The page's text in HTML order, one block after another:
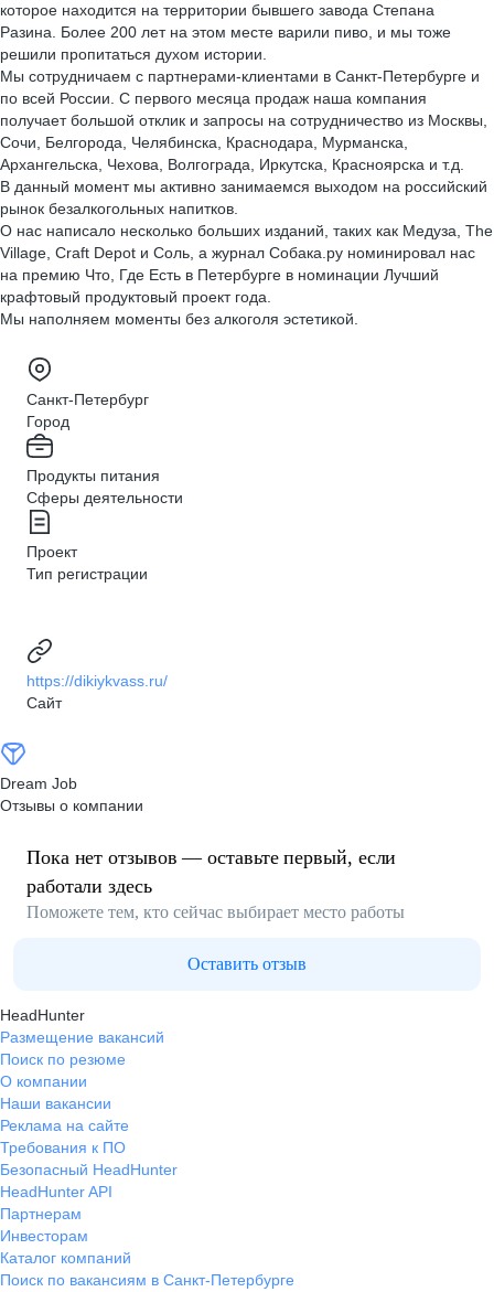
которое находится на территории бывшего завода Степана
Разина. Более 200 лет на этом месте варили пиво, и мы тоже
решили пропитаться духом истории.
Мы сотрудничаем с партнерами-клиентами в Санкт-Петербурге и
по всей России. С первого месяца продаж наша компания
получает большой отклик и запросы на сотрудничество из Москвы,
Сочи, Белгорода, Челябинска, Краснодара, Мурманска,
Архангельска, Чехова, Волгограда, Иркутска, Красноярска и т.д.
В данный момент мы активно занимаемся выходом на российский
рынок безалкогольных напитков.
О нас написало несколько больших изданий, таких как Медуза, The
Village, Craft Depot и Соль, а журнал Собака.ру номинировал нас
на премию Что, Где Есть в Петербурге в номинации Лучший
крафтовый продуктовый проект года.
Мы наполняем моменты без алкоголя эстетикой.
Санкт-Петербург
Город
Продукты питания
Сферы деятельности
Проект
Тип регистрации
https://dikiykvass.ru/
Сайт
Dream Job
Отзывы о компании
Пока нет отзывов — оставьте первый, если
работали здесь
Поможете тем, кто сейчас выбирает место работы
Оставить отзыв
HeadHunter
Размещение вакансий
Поиск по резюме
О компании
Наши вакансии
Реклама на сайте
Требования к ПО
Безопасный HeadHunter
HeadHunter API
Партнерам
Инвесторам
Каталог компаний
Поиск по вакансиям в Санкт-Петербурге